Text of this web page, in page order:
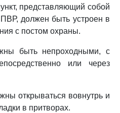
представляющий собой
должен быть устроен в
с постом охраны.
быть непроходными, с
или через
открываться вовнутрь и
в притворах.